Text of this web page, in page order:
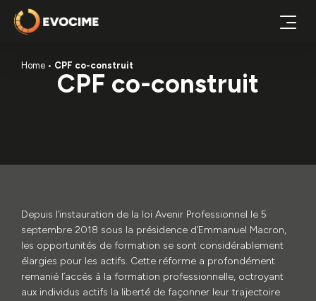
Home CPF co-construit
CPF co-construit
Depuis l’instauration de la loi Avenir Professionnel le 5
septembre 2018 sous la présidence d’Emmanuel Macron,
les opportunités de formation se sont considérablement
élargies pour les actifs. Cette réforme a profondément
remanié l’accès à la formation professionnelle, octroyant
aux individus actifs la liberté de façonner leur trajectoire